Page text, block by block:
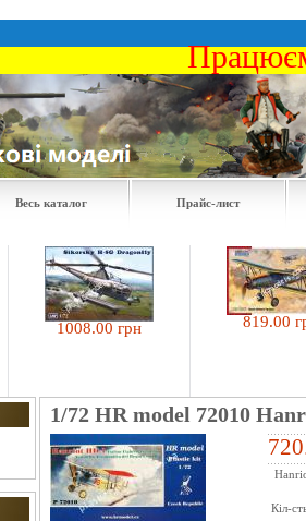
Весь каталог Прайс-лист
1008.00 грн 819.00 грн
1/72 HR model 72010
Кіл-